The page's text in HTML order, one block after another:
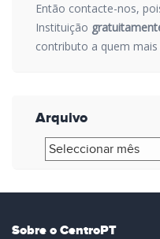
Então contacte-nos,
Instituição
contributo a quem mais
Arquivo
Sobre o CentroPT